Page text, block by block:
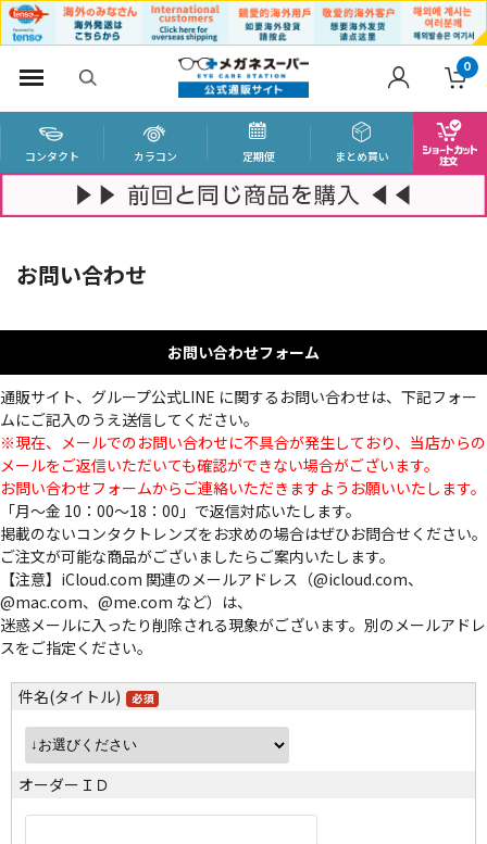
0
コンタクト カラコン 定期便 まとめ買い
お問い合わせ
お問い合わせフォーム
通販サイト、グループ公式LINE に関するお問い合わせは、下記フォー
ムにご記入のうえ送信してください。
※現在、メールでのお問い合わせに不具合が発生しており、当店からの
メールをご返信いただいても確認ができない場合がございます。
お問い合わせフォームからご連絡いただきますようお願いいたします。
「月～金 10：00～18：00」で返信対応いたします。
掲載のないコンタクトレンズをお求めの場合はぜひお問合せください。
ご注文が可能な商品がございましたらご案内いたします。
【注意】iCloud.com 関連のメールアドレス（@icloud.com、
@mac.com、@me.com など）は、
迷惑メールに入ったり削除される現象がございます。別のメールアドレ
スをご指定ください。
件名(タイトル)
オーダーＩＤ